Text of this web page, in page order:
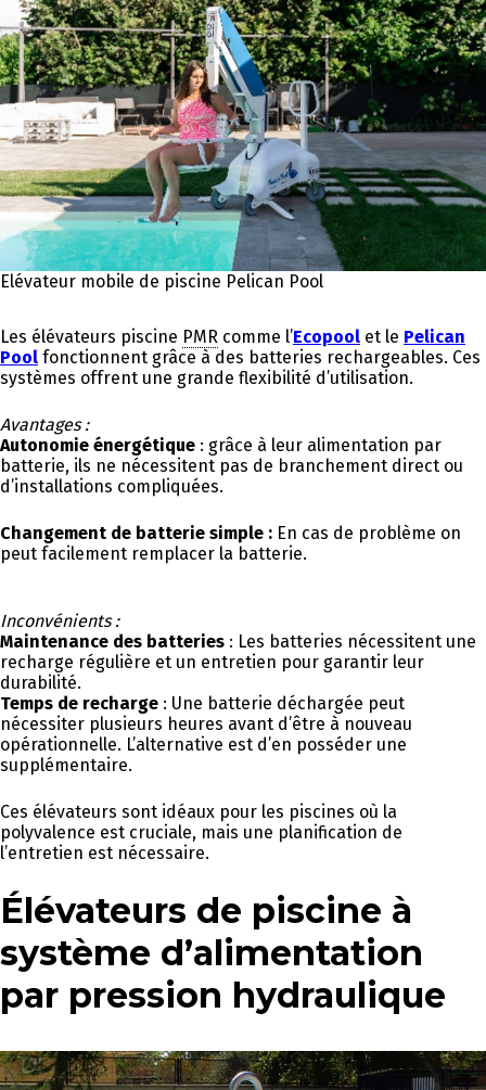
Elévateur mobile de piscine Pelican Pool
Les élévateurs piscine PMR comme l’Ecopool et le Pelican
Pool fonctionnent grâce à des batteries rechargeables. Ces
systèmes offrent une grande flexibilité d’utilisation.
Avantages :
Autonomie énergétique : grâce à leur alimentation par
batterie, ils ne nécessitent pas de branchement direct ou
d’installations compliquées.
Changement de batterie simple : En cas de problème on
peut facilement remplacer la batterie.
Inconvénients :
Maintenance des batteries : Les batteries nécessitent une
recharge régulière et un entretien pour garantir leur
durabilité.
Temps de recharge : Une batterie déchargée peut
nécessiter plusieurs heures avant d’être à nouveau
opérationnelle. L’alternative est d’en posséder une
supplémentaire.
Ces élévateurs sont idéaux pour les piscines où la
polyvalence est cruciale, mais une planification de
l’entretien est nécessaire.
Élévateurs de piscine à
système d’alimentation
par pression hydraulique